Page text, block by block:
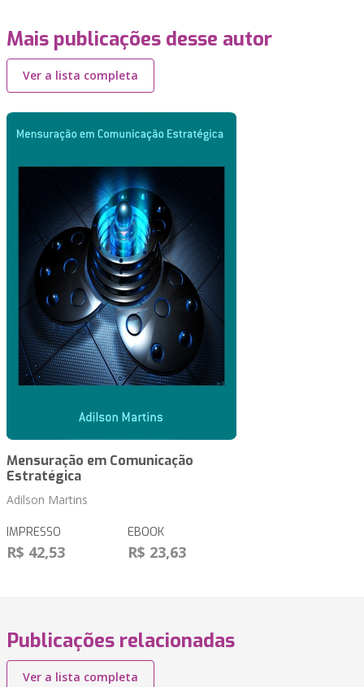
Mais publicações desse autor
Ver a lista completa
Mensuração em Comunicação
Estratégica
Adilson Martins
IMPRESSO
R$ 42,53
EBOOK
R$ 23,63
Publicações relacionadas
Ver a lista completa